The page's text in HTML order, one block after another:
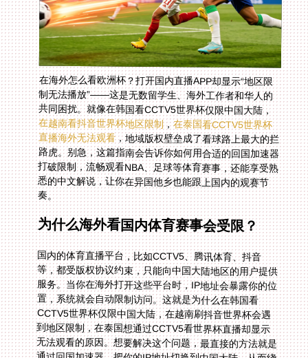
在海外怎么看欧洲杯？打开国内直播APP却显示“地区限
制无法播放”——这是无数留学生、海外工作者和华人的
共同困扰。就像在韩国看CCTV5世界杯仅限中国大陆，
在越南看抖音世界杯地区限制，在泰国看CCTV5世界杯
直播海外无法观看，地域版权壁垒成了看球路上最大的拦
路虎。别急，这篇指南会告诉你如何用合适的回国加速器
打破限制，流畅观看NBA、足球等体育赛事，还能享受熟
悉的中文解说，让你在异国他乡也能跟上国内的观赛节
奏。
为什么海外看国内体育赛事会受限？
国内的体育直播平台，比如CCTV5、腾讯体育、抖音
等，都受版权协议约束，只能向中国大陆地区的用户提供
服务。当你在海外打开这些平台时，IP地址会暴露你的位
置，系统就会自动限制访问。这就是为什么在韩国看
CCTV5世界杯仅限中国大陆，在越南刷抖音世界杯会遇
到地区限制，在泰国想通过CCTV5看世界杯直播却显示
无法观看的原因。想要解决这个问题，最直接的方法就是
通过回国加速器，把你的IP地址切换到中国大陆，从而绕